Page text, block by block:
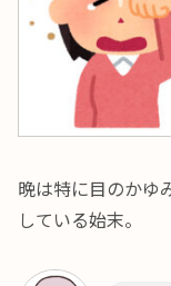
晩は特に目のかゆ
している始末。